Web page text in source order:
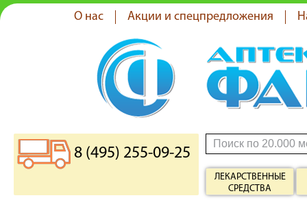
О нас Акции и спецпредложения
8 (495) 255-09-25
ЛЕКАРСТВЕННЫЕ
СРЕДСТВА